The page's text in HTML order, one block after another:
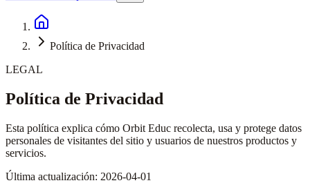
Política de Privacidad
LEGAL
Política de Privacidad
Esta política explica cómo Orbit Educ recolecta, usa y protege datos
personales de visitantes del sitio y usuarios de nuestros productos y
servicios.
Última actualización: 2026-04-01